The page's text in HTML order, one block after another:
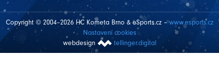
Copyright © 2004–2026 HC Kometa Brno & eSports.cz –www.esports.cz
Nastavení cookies
webdesign
tellinger.digital